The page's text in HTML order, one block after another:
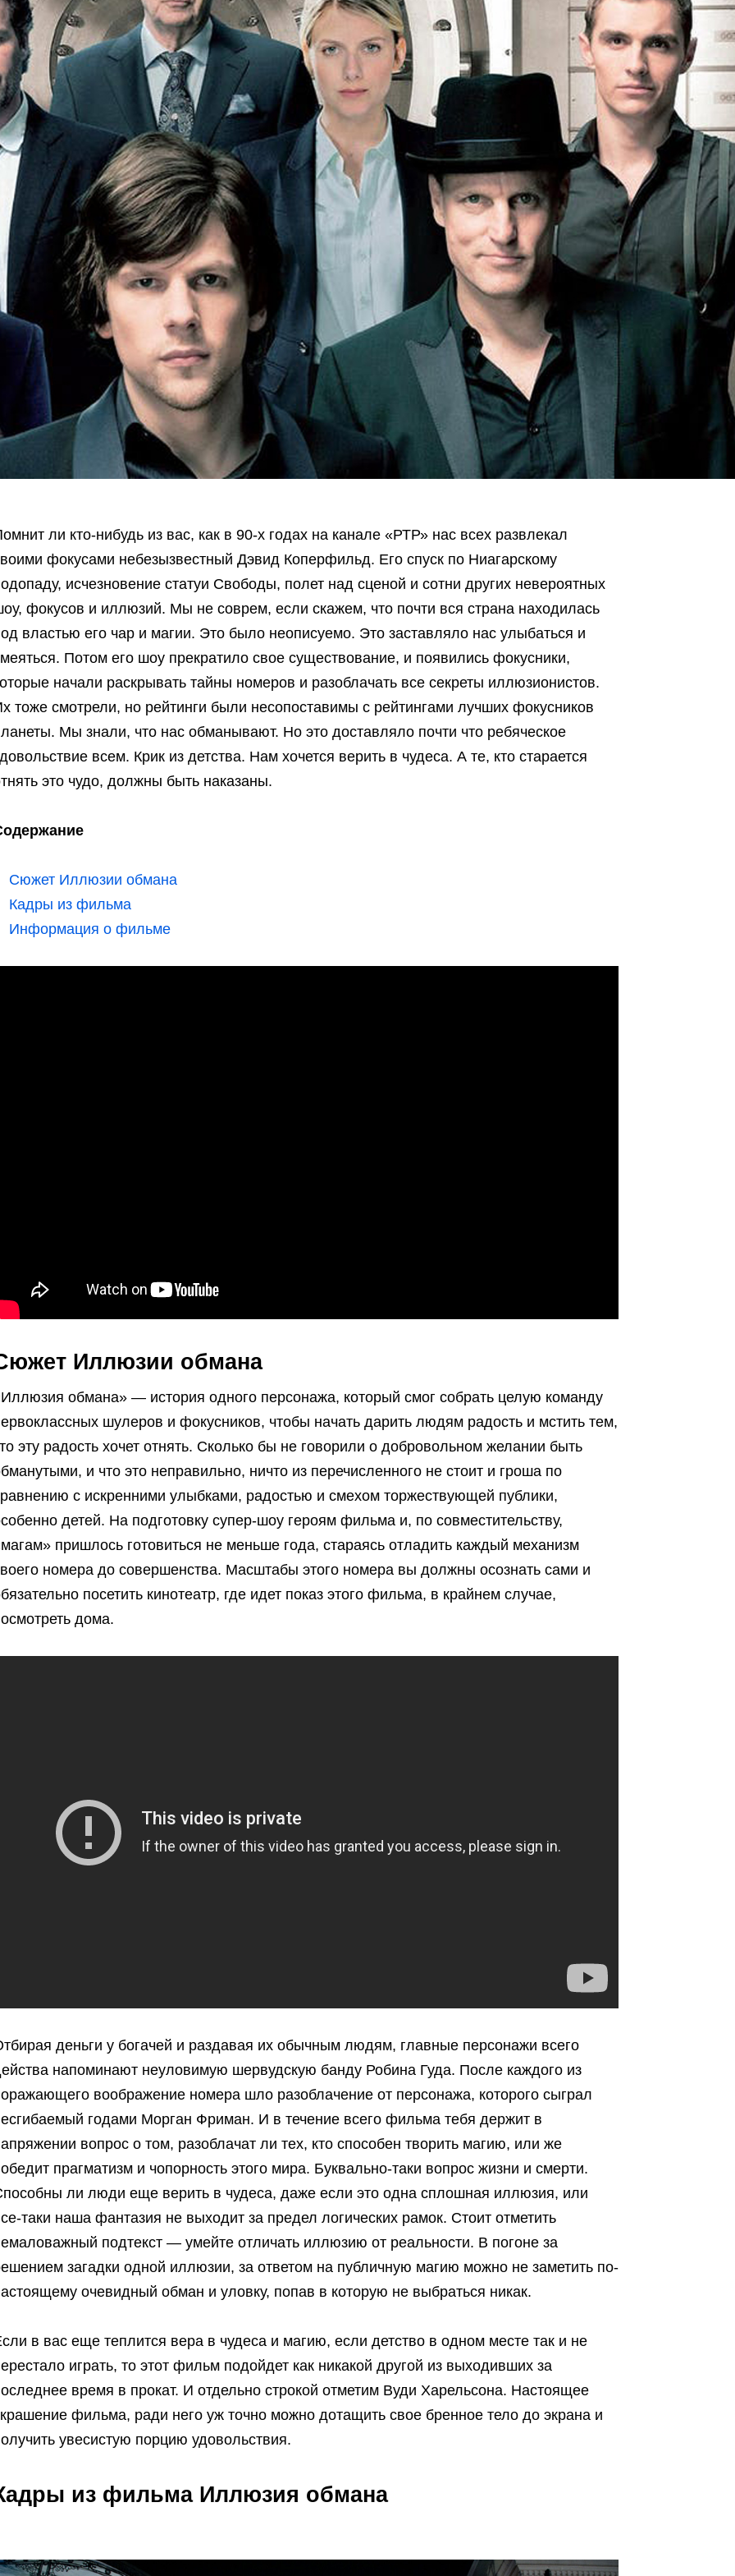
ли кто-нибудь из вас, как в 90-х годах на канале «РТР» нас всех развлекал
фокусами небезызвестный Дэвид Коперфильд. Его спуск по Ниагарскому
исчезновение статуи Свободы, полет над сценой и сотни других невероятных
фокусов и иллюзий. Мы не соврем, если скажем, что почти вся страна находилась
властью его чар и магии. Это было неописуемо. Это заставляло нас улыбаться и
Потом его шоу прекратило свое существование, и появились фокусники,
начали раскрывать тайны номеров и разоблачать все секреты иллюзионистов.
тоже смотрели, но рейтинги были несопоставимы с рейтингами лучших фокусников
Мы знали, что нас обманывают. Но это доставляло почти что ребяческое
всем. Крик из детства. Нам хочется верить в чудеса. А те, кто старается
это чудо, должны быть наказаны.
Сюжет Иллюзии обмана
Кадры из фильма
Информация о фильме
Иллюзии обмана
обмана» — история одного персонажа, который смог собрать целую команду
шулеров и фокусников, чтобы начать дарить людям радость и мстить тем,
эту радость хочет отнять. Сколько бы не говорили о добровольном желании быть
и что это неправильно, ничто из перечисленного не стоит и гроша по
с искренними улыбками, радостью и смехом торжествующей публики,
детей. На подготовку супер-шоу героям фильма и, по совместительству,
пришлось готовиться не меньше года, стараясь отладить каждый механизм
номера до совершенства. Масштабы этого номера вы должны осознать сами и
посетить кинотеатр, где идет показ этого фильма, в крайнем случае,
дома.
деньги у богачей и раздавая их обычным людям, главные персонажи всего
напоминают неуловимую шервудскую банду Робина Гуда. После каждого из
воображение номера шло разоблачение от персонажа, которого сыграл
годами Морган Фриман. И в течение всего фильма тебя держит в
вопрос о том, разоблачат ли тех, кто способен творить магию, или же
прагматизм и чопорность этого мира. Буквально-таки вопрос жизни и смерти.
ли люди еще верить в чудеса, даже если это одна сплошная иллюзия, или
таки наша фантазия не выходит за предел логических рамок. Стоит отметить
подтекст — умейте отличать иллюзию от реальности. В погоне за
загадки одной иллюзии, за ответом на публичную магию можно не заметить по-
очевидный обман и уловку, попав в которую не выбраться никак.
в вас еще теплится вера в чудеса и магию, если детство в одном месте так и не
играть, то этот фильм подойдет как никакой другой из выходивших за
время в прокат. И отдельно строкой отметим Вуди Харельсона. Настоящее
фильма, ради него уж точно можно дотащить свое бренное тело до экрана и
увесистую порцию удовольствия.
из фильма Иллюзия обмана